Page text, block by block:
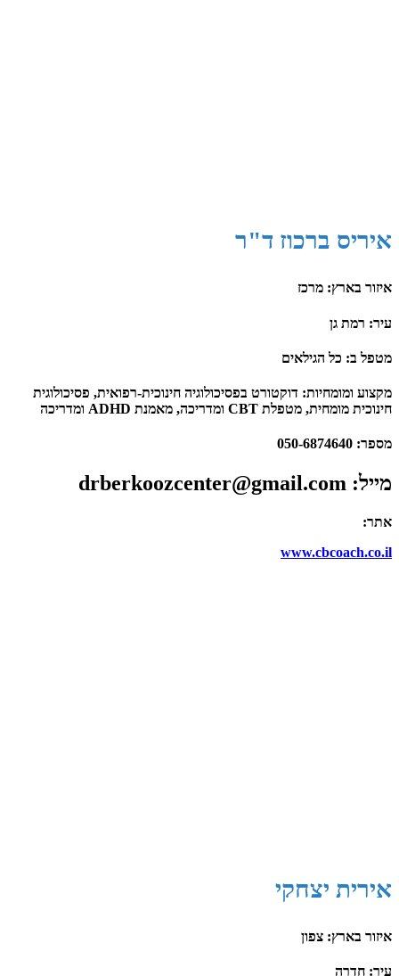
איריס ברכוז ד"ר
איזור בארץ: מרכז
עיר: רמת גן
מטפל ב: כל הגילאים
מקצוע ומומחיות: ​דוקטורט בפסיכולוגיה חינוכית-רפואית, פסיכולוגית
חינוכית מומחית, מטפלת CBT ומדריכה, מאמנת ADHD ומדריכה
מספר:​ 050-6874640
מייל​: drberkoozcenter@gmail.com
אתר:​
www.cbcoach.co.il
אירית יצחקי
איזור בארץ: צפון
עיר: חדרה